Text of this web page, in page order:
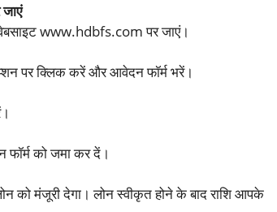
www.hdbfs.com पर जाएं।
पर क्लिक करें और आवेदन फॉर्म भरें।
को जमा कर दें।
मंजूरी देगा। लोन स्वीकृत होने के बाद राशि आपके